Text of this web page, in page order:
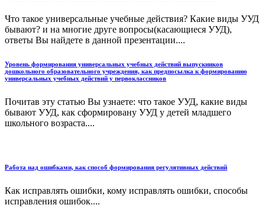
Что такое универсальные учебные действия? Какие виды УУД
бывают? и на многие друге вопросы(касающиеся УУД),
ответы Вы найдете в данной презентации....
Уровень формирования универсальных учебных действий выпускников
дошкольного образовательного учреждения, как предпосылка к формированию
универсальных учебных действий у первоклассников
Почитав эту статью Вы узнаете: что такое УУД, какие виды
бывают УУД, как сформировану УУД у детей младшего
школьного возраста....
Работа над ошибками, как способ формирования регулятивных действий
Как исправлять ошибки, кому исправлять ошибки, способы
исправления ошибок....